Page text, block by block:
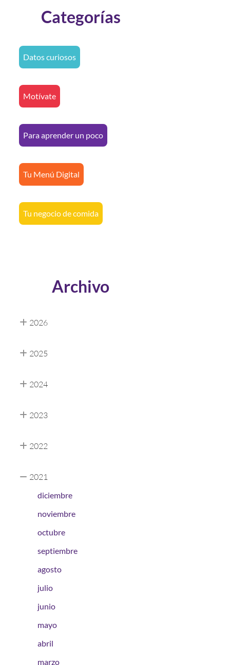
Categorías
Datos curiosos
Motívate
Para aprender un poco
Tu Menú Digital
Tu negocio de comida
Archivo
2026
2025
2024
2023
2022
2021
diciembre
noviembre
octubre
septiembre
agosto
julio
junio
mayo
abril
marzo